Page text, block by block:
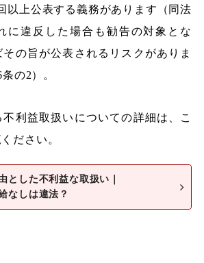
以上公表する義務があります（同法
に違反した場合も勧告の対象とな
の旨が公表されるリスクがありま
の2）。
利益取扱いについての詳細は、こ
ださい。
とした不利益な取扱い｜
なしは違法？